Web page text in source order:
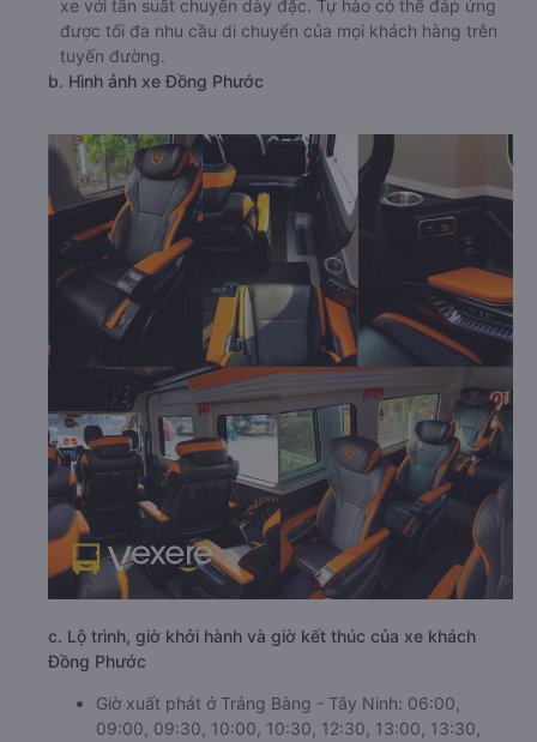
xe với tần suất chuyến dày đặc. Tự hào có thể đáp ứng
được tối đa nhu cầu di chuyển của mọi khách hàng trên
tuyến đường.
b. Hình ảnh xe Đồng Phước
c. Lộ trình, giờ khởi hành và giờ kết thúc của xe khách
Đồng Phước
Giờ xuất phát ở Trảng Bàng - Tây Ninh: 06:00,
09:00, 09:30, 10:00, 10:30, 12:30, 13:00, 13:30,